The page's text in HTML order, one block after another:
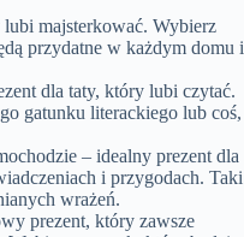
majsterkować. Wybierz
przydatne w każdym domu i
dla taty, który lubi czytać.
gatunku literackiego lub coś,
– idealny prezent dla
i przygodach. Taki
wrażeń.
prezent, który zawsze